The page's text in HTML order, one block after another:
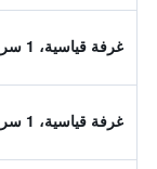
غرفة قياسية، 1 سرير كينغ
غرفة قياسية، 1 سرير كينغ